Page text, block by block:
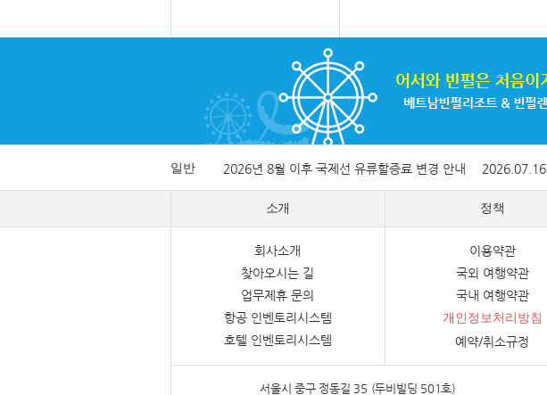
일반 2026년 8월 이후 국제선 유류할증료 변경 안내 2026.07.16
소개
회사소개
찾아오시는 길
업무제휴 문의
항공 인벤토리시스템
호텔 인벤토리시스템
정책
이용약관
국외 여행약관
국내 여행약관
개인정보처리방침
예약/취소규정
서울시 중구 정동길 35 (두비빌딩 501호)